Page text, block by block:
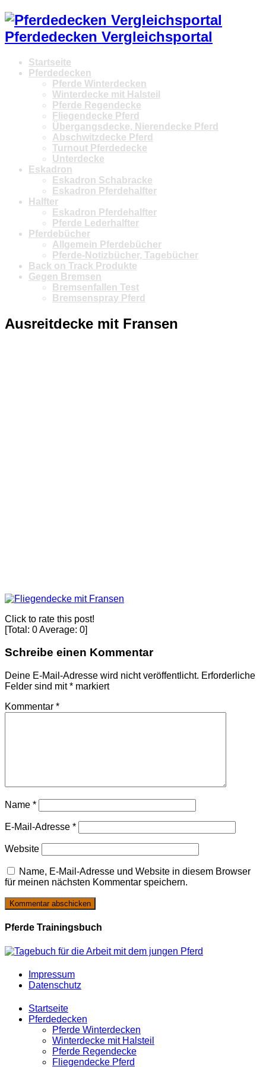
Pferdedecken Vergleichsportal
Startseite
Pferdedecken
Pferde Winterdecken
Winterdecke mit Halsteil
Pferde Regendecke
Fliegendecke Pferd
Übergangsdecke, Nierendecke Pferd
Abschwitzdecke Pferd
Turnout Pferdedecke
Unterdecke
Eskadron
Eskadron Schabracke
Eskadron Pferdehalfter
Halfter
Eskadron Pferdehalfter
Pferde Lederhalfter
Pferdebücher
Allgemein Pferdebücher
Pferde-Notizbücher, Tagebücher
Back on Track Produkte
Gegen Bremsen
Bremsenfallen Test
Bremsenspray Pferd
Ausreitdecke mit Fransen
Click to rate this post!
[Total: 0Average: 0]
Schreibe einen Kommentar
Deine E-Mail-Adresse wird nicht veröffentlicht. Erforderliche
Felder sind mit* markiert
Kommentar *
Name *
E-Mail-Adresse *
Website
Name, E-Mail-Adresse und Website in diesem Browser
für meinen nächsten Kommentar speichern.
Pferde Trainingsbuch
Impressum
Datenschutz
Startseite
Pferdedecken
Pferde Winterdecken
Winterdecke mit Halsteil
Pferde Regendecke
Fliegendecke Pferd